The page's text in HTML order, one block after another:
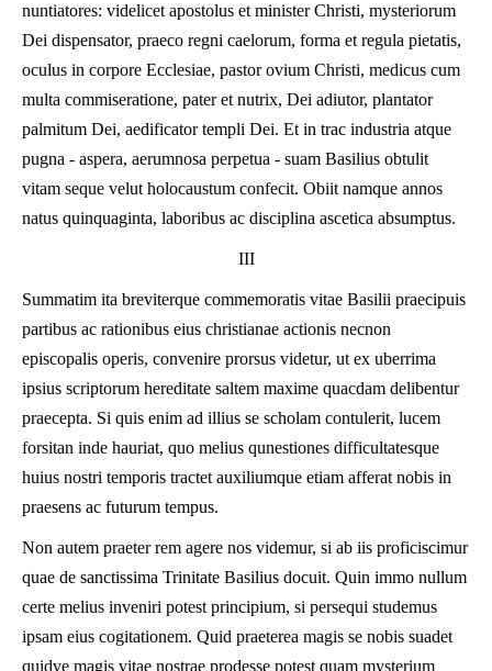
nuntiatores: videlicet apostolus et minister Christi, mysteriorum
Dei dispensator, praeco regni caelorum, forma et regula pietatis,
oculus in corpore Ecclesiae, pastor ovium Christi, medicus cum
multa commiseratione, pater et nutrix, Dei adiutor, plantator
palmitum Dei, aedificator templi Dei. Et in trac industria atque
pugna - aspera, aerumnosa perpetua - suam Basilius obtulit
vitam seque velut holocaustum confecit. Obiit namque annos
natus quinquaginta, laboribus ac disciplina ascetica absumptus.
III
Summatim ita breviterque commemoratis vitae Basilii praecipuis
partibus ac rationibus eius christianae actionis necnon
episcopalis operis, convenire prorsus videtur, ut ex uberrima
ipsius scriptorum hereditate saltem maxime quacdam delibentur
praecepta. Si quis enim ad illius se scholam contulerit, lucem
forsitan inde hauriat, quo melius qunestiones difficultatesque
huius nostri temporis tractet auxiliumque etiam afferat nobis in
praesens ac futurum tempus.
Non autem praeter rem agere nos videmur, si ab iis proficiscimur
quae de sanctissima Trinitate Basilius docuit. Quin immo nullum
certe melius inveniri potest principium, si persequi studemus
ipsam eius cogitationem. Quid praeterea magis se nobis suadet
quidve magis vitae nostrae prodesse potest quam mysterium